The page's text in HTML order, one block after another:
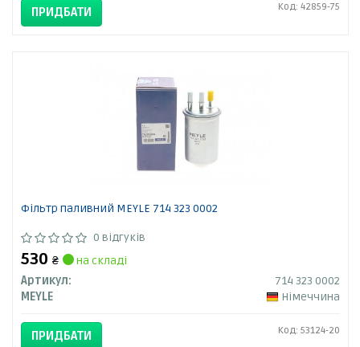
ПРИДБАТИ Код: 42859-75
Фільтр паливний MEYLE 714 323 0002
0 відгуків
530 ₴
на складі
Артикул:
714 323 0002
MEYLE
Німеччина
ПРИДБАТИ Код: 53124-20